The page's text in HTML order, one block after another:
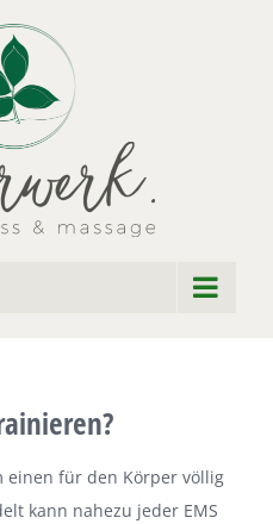
einen für den Körper völlig
kann nahezu jeder EMS